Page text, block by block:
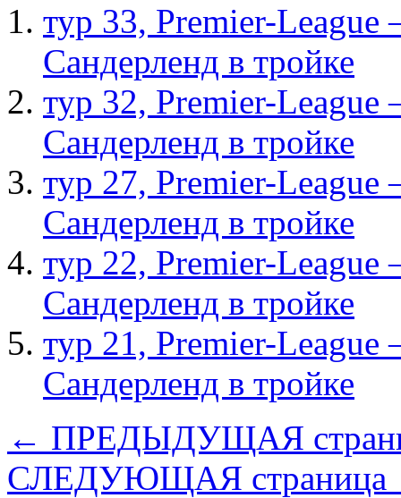
тур 33, Рremier-
Сандерленд в тройке
тур 32, Рremier-
Сандерленд в тройке
тур 27, Рremier-
Сандерленд в тройке
тур 22, Рremier-
Сандерленд в тройке
тур 21, Рremier-
Сандерленд в тройке
← ПРЕДЫДУЩАЯ
СЛЕДУЮЩАЯ